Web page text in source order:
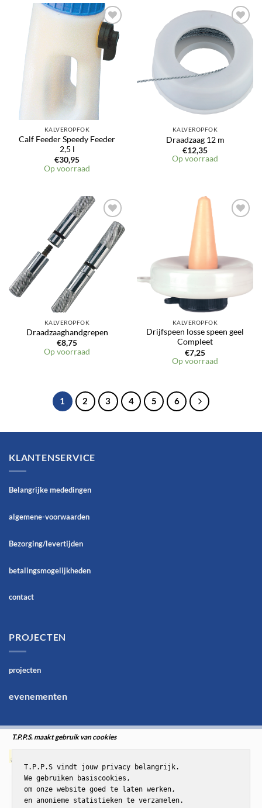
KALVEROPFOK
Calf Feeder Speedy Feeder
2,5 l
€30,95
Op voorraad
KALVEROPFOK
Draadzaag 12 m
€12,35
Op voorraad
KALVEROPFOK
Draadzaaghandgrepen
€8,75
Op voorraad
KALVEROPFOK
Drijfspeen losse speen geel
Compleet
€7,25
Op voorraad
1 2 3 4 5 6
KLANTENSERVICE
Belangrijke mededingen
algemene-voorwaarden
Bezorging/levertijden
betalingsmogelijkheden
contact
PROJECTEN
projecten
evenementen
T.P.P.S. maakt gebruik van cookies
T.P.P.S vindt jouw privacy belangrijk.
We gebruiken basiscookies,
om onze website goed te laten werken,
en anonieme statistieken te verzamelen.